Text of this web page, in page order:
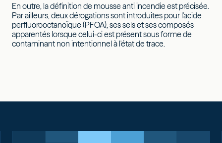
En outre, la définition de mousse anti incendie est précisée.
Par ailleurs, deux dérogations sont introduites pour l'acide
perfluorooctanoïque (PFOA), ses sels et ses composés
apparentés lorsque celui-ci est présent sous forme de
contaminant non intentionnel à l'état de trace.